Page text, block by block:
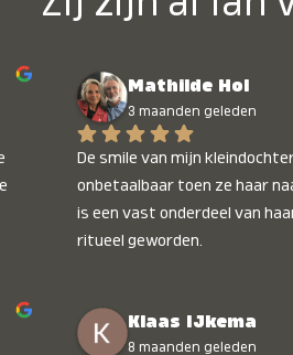
Mathilde Hol
3 maanden geleden
De smile van mijn
onbetaalbaar toen ze haar
is een vast onderdeel van
ritueel geworden.
Klaas IJkema
8 maanden geleden